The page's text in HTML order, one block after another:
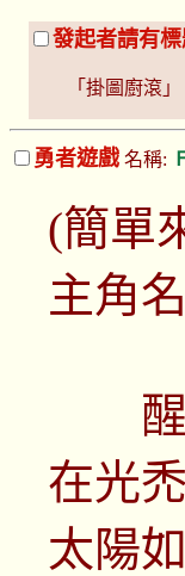
發起者請有
「掛圖廚滾」
勇者遊戲 名稱:
(簡單
主角
醒來
在光
太陽